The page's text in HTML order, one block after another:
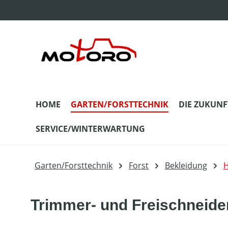
HOME GARTEN/FORSTTECHNIK DIE
SERVICE/WINTERWARTUNG
Garten/Forsttechnik Forst Bekleidung
Trimmer- und